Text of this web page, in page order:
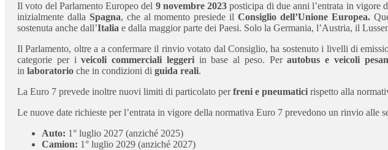
Il voto del Parlamento Europeo del 9 novembre 2023 posticipa di due anni l’entrata in vigore
inizialmente dalla Spagna, che al momento presiede ilConsiglio dell’Unione Europea.
sostenuta anche dall’Italia e dalla maggior parte dei Paesi. Solo la Germania, l’Austria, il
Il Parlamento, oltre a a confermare il rinvio votato dal Consiglio, ha sostenuto i livelli di
categorie per iveicoli commerciali leggeriin base al peso. Perautobus e veicoli
in laboratorio che in condizioni di guida reali.
La Euro 7 prevede inoltre nuovi limiti di particolato perfreni e pneumatici rispetto alla
Le nuove date richieste per l’entrata in vigore della normativa Euro 7 prevedono un rinvio alle
Auto: 1° luglio 2027 (anziché 2025)
Camion: 1° luglio 2029 (anziché 2027)